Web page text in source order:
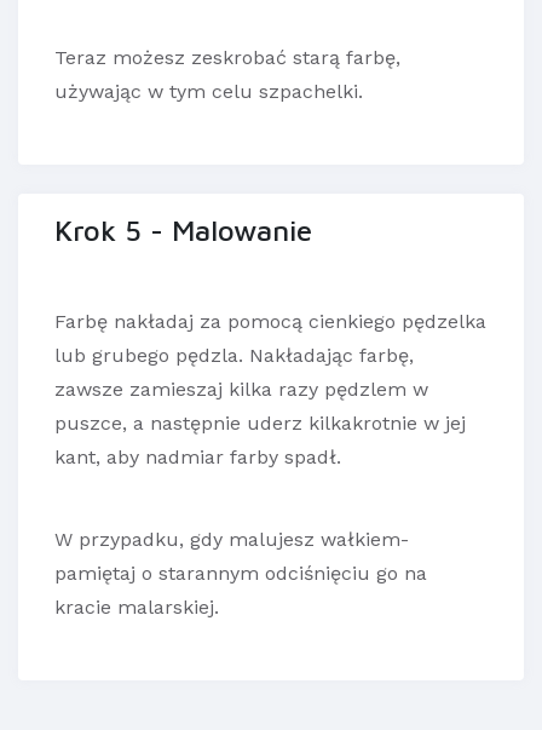
Teraz możesz zeskrobać starą farbę,
używając w tym celu szpachelki.
Krok 5 - Malowanie
Farbę nakładaj za pomocą cienkiego pędzelka
lub grubego pędzla. Nakładając farbę,
zawsze zamieszaj kilka razy pędzlem w
puszce, a następnie uderz kilkakrotnie w jej
kant, aby nadmiar farby spadł.
W przypadku, gdy malujesz wałkiem-
pamiętaj o starannym odciśnięciu go na
kracie malarskiej.